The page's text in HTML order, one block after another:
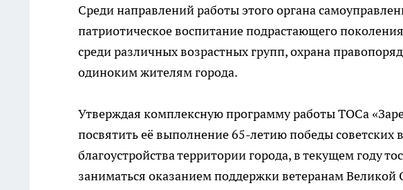
Среди направлений работы этого органа
патриотическое воспитание подрастающего
среди различных возрастных групп, охрана
одиноким жителям города.
Утверждая комплексную программу работы ТОСа
посвятить её выполнение 65-летию победы советских
благоустройства территории города, в текущем году
заниматься оказанием поддержки ветеранам